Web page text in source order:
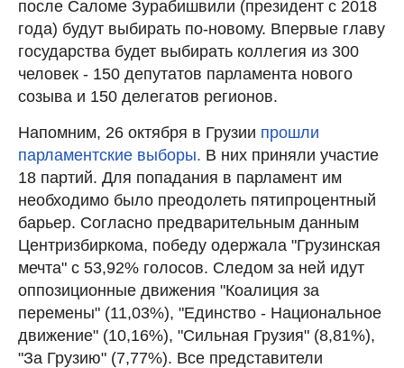
после Саломе Зурабишвили (президент с 2018
года) будут выбирать по-новому. Впервые главу
государства будет выбирать коллегия из 300
человек - 150 депутатов парламента нового
созыва и 150 делегатов регионов.
Напомним, 26 октября в Грузии прошли
парламентские выборы. В них приняли участие
18 партий. Для попадания в парламент им
необходимо было преодолеть пятипроцентный
барьер. Согласно предварительным данным
Центризбиркома, победу одержала "Грузинская
мечта" с 53,92% голосов. Следом за ней идут
оппозиционные движения "Коалиция за
перемены" (11,03%), "Единство - Национальное
движение" (10,16%), "Сильная Грузия" (8,81%),
"За Грузию" (7,77%). Все представители